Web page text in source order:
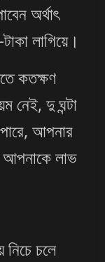
অর্থাৎ
লাগিয়ে।
কতক্ষণ
নেই, দু ঘন্টা
আপনার
আপনাকে লাভ
নিচে চলে